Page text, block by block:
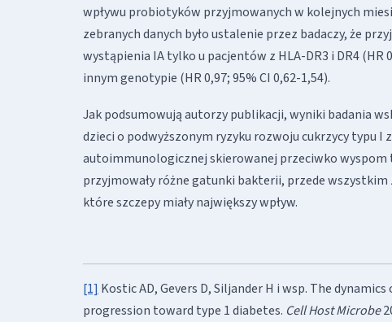
wpływu probiotyków przyjmowanych w kolejnych
zebranych danych było ustalenie przez badaczy, że
wystąpienia IA tylko u pacjentów z HLA-DR3 i DR4 (HR
innym genotypie (HR 0,97; 95% CI 0,62-1,54).
Jak podsumowują autorzy publikacji, wyniki badania
dzieci o podwyższonym ryzyku rozwoju cukrzycy typu I
autoimmunologicznej skierowanej przeciwko wyspom
przyjmowały różne gatunki bakterii, przede wszystkim
które szczepy miały największy wpływ.
[1] Kostic AD, Gevers D, Siljander H i wsp. The
progression toward type 1 diabetes. Cell Host Microbe